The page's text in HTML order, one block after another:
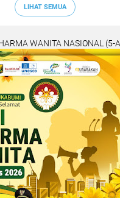
LIHAT SEMUA
WANITA NASIONAL (5-